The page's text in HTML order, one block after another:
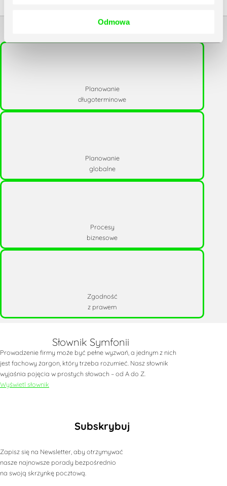
Odmowa
Planowanie
długoterminowe
Planowanie
globalne
Procesy
biznesowe
Zgodność
z prawem
Słownik Symfonii
Prowadzenie firmy może być pełne wyzwań, a jednym z nich
jest fachowy żargon, który trzeba rozumieć. Nasz słownik
wyjaśnia pojęcia w prostych słowach – od A do Z.
Wyświetl słownik
Subskrybuj
Zapisz się na Newsletter, aby otrzymywać
nasze najnowsze porady bezpośrednio
na swoją skrzynkę pocztową.